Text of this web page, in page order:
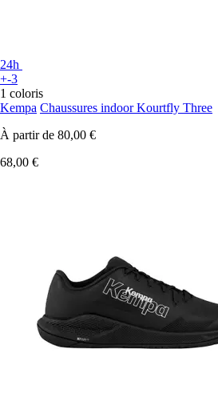
24h
+-3
1 coloris
Kempa Chaussures indoor Kourtfly Three
À partir de 80,00 €
68,00 €